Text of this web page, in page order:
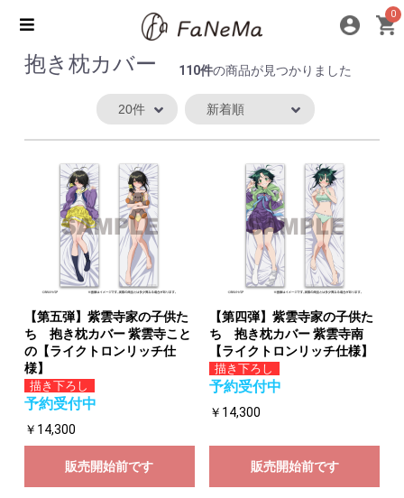
0
抱き枕カバー 110件の商品が見つかりました
【第五弾】紫雲寺家の子供た
ち 抱き枕カバー 紫雲寺こと
の【ライクトロンリッチ仕
様】
描き下ろし
予約受付中
￥14,300
販売開始前です
【第四弾】紫雲寺家の子供た
ち 抱き枕カバー 紫雲寺南
【ライクトロンリッチ仕様】
描き下ろし
予約受付中
￥14,300
販売開始前です